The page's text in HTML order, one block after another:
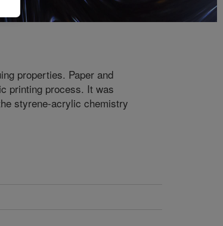
properties. Paper and
printing process. It was
styrene-acrylic chemistry